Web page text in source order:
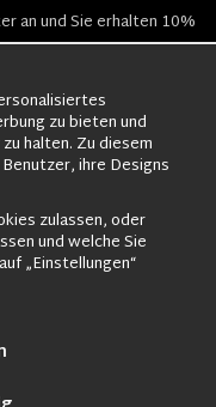
an und Sie erhalten 10%
zu bieten und
halten. Zu diesem
ihre Designs
zulassen, oder
und welche Sie
„Einstellungen“